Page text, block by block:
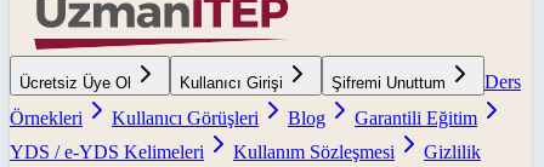
Ücretsiz Üye Ol Kullanıcı Girişi Şifremi Unuttum
Ders
Örnekleri
Kullanıcı Görüşleri Blog
Garantili Eğitim
YDS / e-YDS Kelimeleri
Kullanım Sözleşmesi
Gizlilik